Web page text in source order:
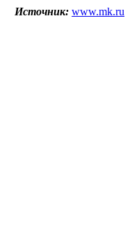
Источник: www.mk.ru